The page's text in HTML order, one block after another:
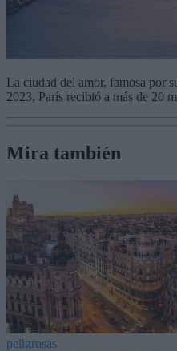
La ciudad del amor, famosa por
2023, París recibió a más de 20
Mira también
peligrosas